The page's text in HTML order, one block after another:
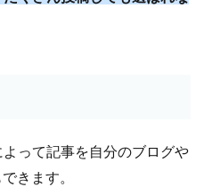
って記事を自分のブログや
きます。